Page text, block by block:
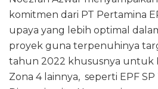
komitmen dari PT Pertamina
upaya yang lebih optimal
proyek guna terpenuhinya
tahun 2022 khususnya untuk
Zona 4 lainnya, seperti EPF